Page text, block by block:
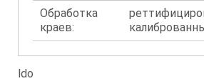
Обработка
краев:
ldo